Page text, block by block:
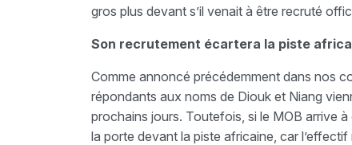
gros plus devant s’il venait à être recruté
Son recrutement écartera la piste
Comme annoncé précédemment dans nos
répondants aux noms de Diouk et Niang
prochains jours. Toutefois, si le MOB arrive
la porte devant la piste africaine, car